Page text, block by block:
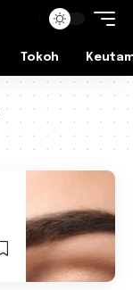
Tokoh